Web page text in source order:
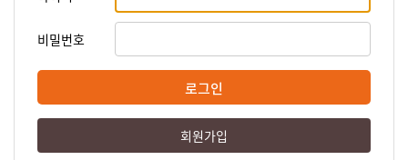
비밀번호
로그인
회원가입